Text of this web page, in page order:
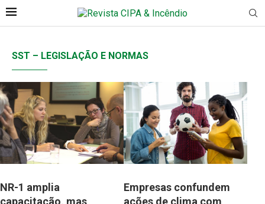
SST – LEGISLAÇÃO E NORMAS
NR-1 amplia
Empresas confundem